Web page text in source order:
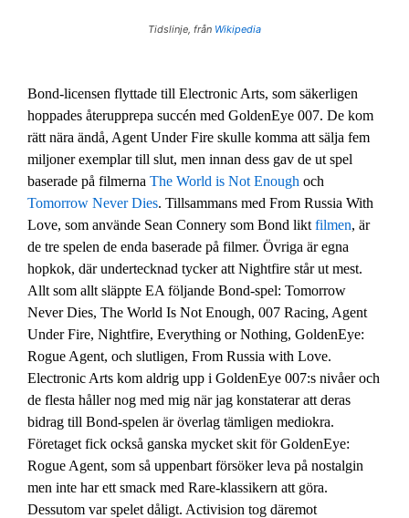
Tidslinje, från Wikipedia
Bond-licensen flyttade till Electronic Arts, som säkerligen
hoppades återupprepa succén med GoldenEye 007. De kom
rätt nära ändå, Agent Under Fire skulle komma att sälja fem
miljoner exemplar till slut, men innan dess gav de ut spel
baserade på filmerna The World is Not Enough och
Tomorrow Never Dies. Tillsammans med From Russia With
Love, som använde Sean Connery som Bond likt filmen, är
de tre spelen de enda baserade på filmer. Övriga är egna
hopkok, där undertecknad tycker att Nightfire står ut mest.
Allt som allt släppte EA följande Bond-spel: Tomorrow
Never Dies, The World Is Not Enough, 007 Racing, Agent
Under Fire, Nightfire, Everything or Nothing, GoldenEye:
Rogue Agent, och slutligen, From Russia with Love.
Electronic Arts kom aldrig upp i GoldenEye 007:s nivåer och
de flesta håller nog med mig när jag konstaterar att deras
bidrag till Bond-spelen är överlag tämligen mediokra.
Företaget fick också ganska mycket skit för GoldenEye:
Rogue Agent, som så uppenbart försöker leva på nostalgin
men inte har ett smack med Rare-klassikern att göra.
Dessutom var spelet dåligt. Activision tog däremot